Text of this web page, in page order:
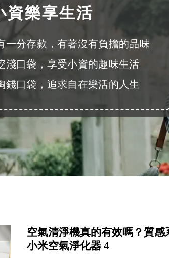
資樂享生活
一分存款，有著沒有負擔的品味
淺口袋，享受小資的趣味生活
錢口袋，追求自在樂活的人生
空氣清淨機真的有效嗎？質感
小米空氣淨化器 4